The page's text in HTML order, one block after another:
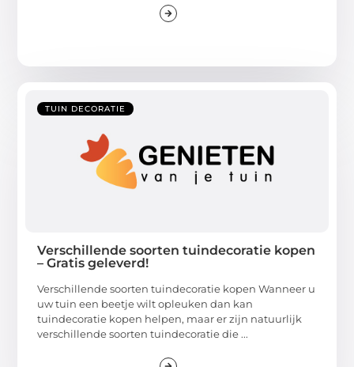
TUIN DECORATIE
Verschillende soorten tuindecoratie kopen
– Gratis geleverd!
Verschillende soorten tuindecoratie kopen Wanneer u
uw tuin een beetje wilt opleuken dan kan
tuindecoratie kopen helpen, maar er zijn natuurlijk
verschillende soorten tuindecoratie die ...